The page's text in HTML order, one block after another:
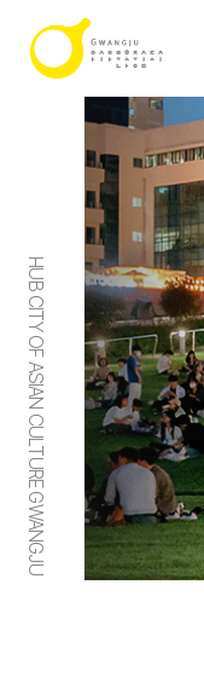
HUB CITY OF ASIAN CULTURE GWANGJU